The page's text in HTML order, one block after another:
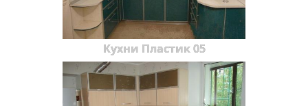
Кухни Пластик 05